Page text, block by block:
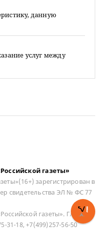
данную
услуг между
газеты»
зарегистрирован в
свидетельства ЭЛ № ФС 77
газеты». Главный
31-18, +7(499)257-56-50